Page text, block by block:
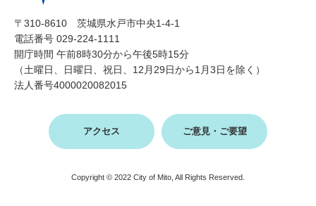
〒310-8610 茨城県水戸市中央1-4-1
電話番号 029-224-1111
開庁時間 午前8時30分から午後5時15分
（土曜日、日曜日、祝日、12月29日から1月3日を除く）
法人番号4000020082015
アクセス ご意見・ご要望
Copyright © 2022 City of Mito, All Rights Reserved.